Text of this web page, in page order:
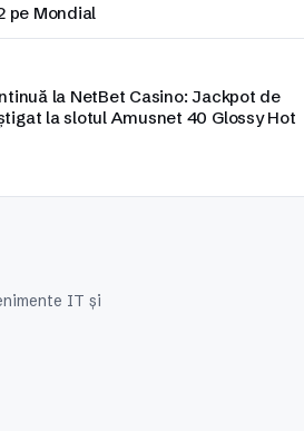
pe Mondial
la NetBet Casino: Jackpot de
la slotul Amusnet 40 Glossy Hot
IT și